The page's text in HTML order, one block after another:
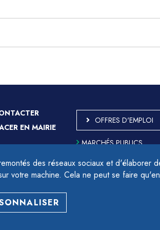
des réseaux sociaux et d'élaborer
votre machine. Cela ne peut se faire
EN MAIRIE
OFFRES D'EMPLOI
MARCHÉS PUBLICS
CONFORME
PLAN DU SITE